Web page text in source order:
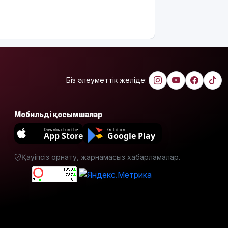
алды: бес
айда өсім –
17%
6 тамызға
ауа райы
болжамы
жарияланды
Біз әлеуметтік желіде:
Мобильді қосымшалар
Download on the
App Store
Get it on
Google Play
Қауіпсіз орнату, жарнамасыз хабарламалар.